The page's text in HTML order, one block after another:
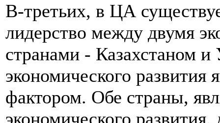
В-третьих, в ЦА
лидерство между двумя
странами - Казахстаном и
экономического развития
фактором. Обе страны,
экономического